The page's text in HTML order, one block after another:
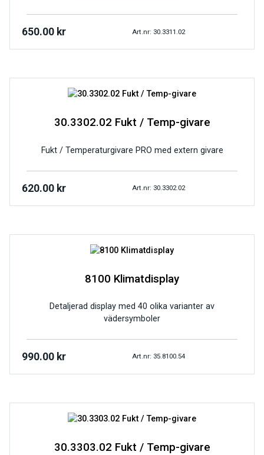
650.00 kr Art.nr: 30.3311.02
30.3302.02 Fukt / Temp-givare
Fukt / Temperaturgivare PRO med extern givare
620.00 kr Art.nr: 30.3302.02
8100 Klimatdisplay
Detaljerad display med 40 olika varianter av
vädersymboler
990.00 kr Art.nr: 35.8100.54
30.3303.02 Fukt / Temp-givare